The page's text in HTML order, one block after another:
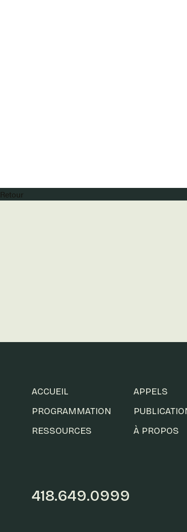
Retour
ACCUEIL
PROGRAMMATION
RESSOURCES
APPELS
À PROPOS
418.649.0999